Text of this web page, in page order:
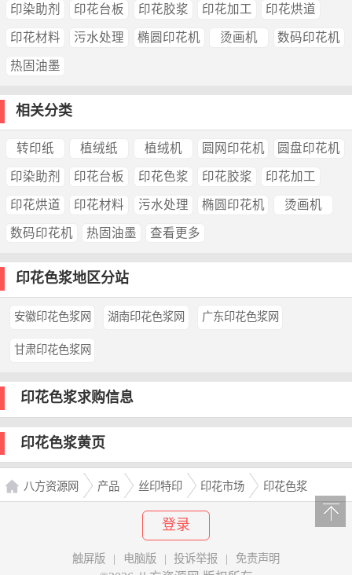
印染助剂 印花台板 印花胶浆 印花加工 印花烘道
印花材料 污水处理 椭圆印花机 烫画机 数码印花机
热固油墨
相关分类
转印纸 植绒纸 植绒机 圆网印花机 圆盘印花机
印染助剂 印花台板 印花色浆 印花胶浆 印花加工
印花烘道 印花材料 污水处理 椭圆印花机 烫画机
数码印花机 热固油墨 查看更多
印花色浆地区分站
安徽印花色浆网 湖南印花色浆网 广东印花色浆网
甘肃印花色浆网
印花色浆求购信息
印花色浆黄页
八方资源网 产品 丝印特印 印花市场 印花色浆
登录
触屏版 | 电脑版 | 投诉举报 | 免责声明